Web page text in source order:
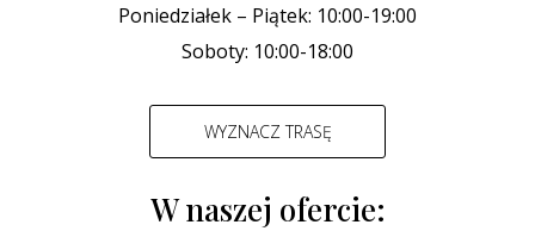
Poniedziałek – Piątek: 10:00-19:00
Soboty: 10:00-18:00
WYZNACZ TRASĘ
W naszej ofercie: